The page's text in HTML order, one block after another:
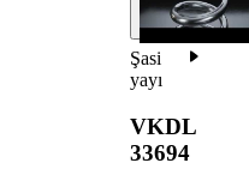
Şasi
yayı
VKDL
33694